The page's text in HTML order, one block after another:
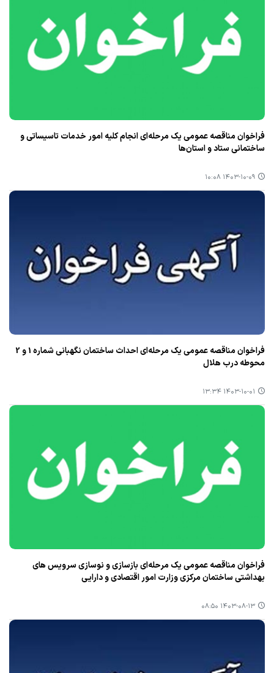
فراخوان مناقصه عمومی یک مرحله‌ای انجام کلیه امور خدمات تاسیساتی و
ساختمانی ستاد و استان‌ها
۱۴۰۳-۱۰-۰۹ ۱۰:۰۸
فراخوان مناقصه عمومی یک مرحله‌ای احداث ساختمان نگهبانی شماره 1 و 2
محوطه درب هلال
۱۴۰۳-۱۰-۰۱ ۱۳:۳۴
فراخوان مناقصه عمومی یک مرحله‌ای بازسازی و نوسازی سرویس های
بهداشتی ساختمان مرکزی وزارت امور اقتصادی و دارایی
۱۴۰۳-۰۸-۱۳ ۰۸:۵۰